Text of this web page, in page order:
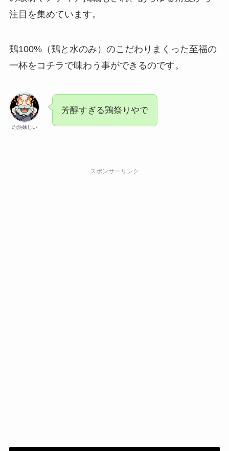
注目を集めています。
鶏100%（鶏と水のみ）のこだわりまくった至福の
一杯をコチラで味わう事ができるのです。
灼熱麺じい
芳醇すぎる鶏祭りやで
スポンサーリンク